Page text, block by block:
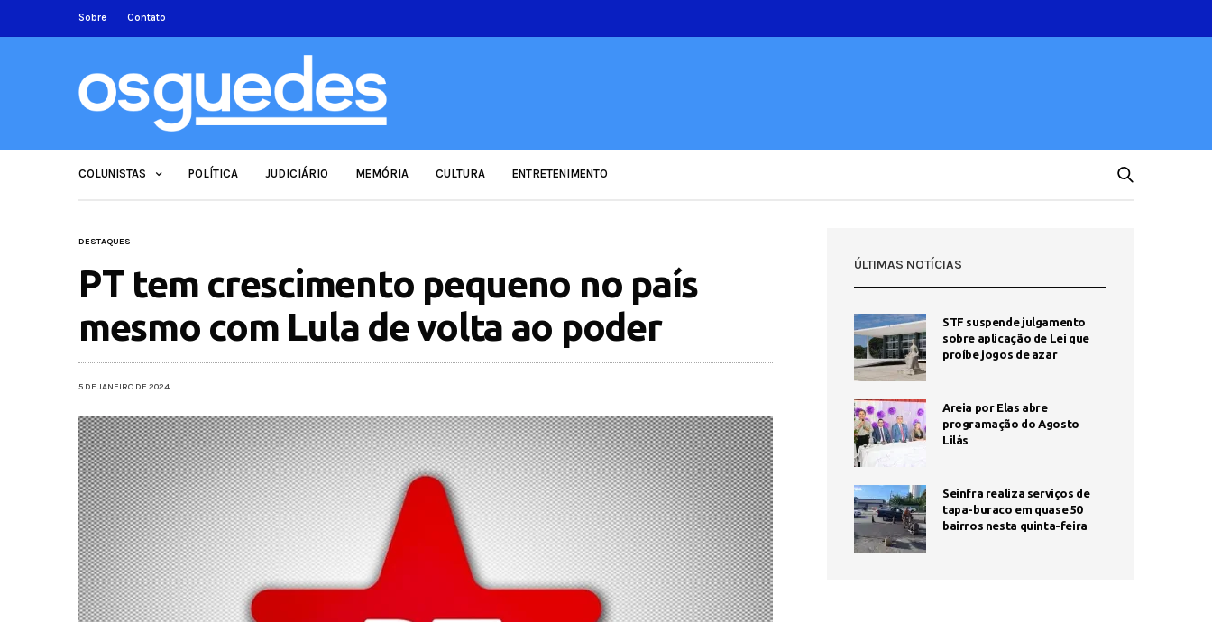
Sobre Contato
COLUNISTAS POLÍTICA JUDICIÁRIO MEMÓRIA CULTURA ENTRETENIMENTO
DESTAQUES
PT tem crescimento pequeno no país
mesmo com Lula de volta ao poder
5 DE JANEIRO DE 2024
ÚLTIMAS NOTÍCIAS
STF suspende julgamento
sobre aplicação de Lei que
proíbe jogos de azar
Areia por Elas abre
programação do Agosto
Lilás
Seinfra realiza serviços de
tapa-buraco em quase 50
bairros nesta quinta-feira